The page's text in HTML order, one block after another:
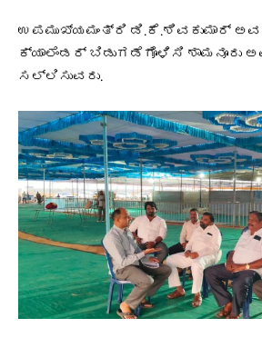
ಉಪಮುಖ್ಯಮಂತ್ರಿ ಡಿ.ಕೆ.ಶಿವಕುಮಾರ್
ಕ್ಯಾಲೆಂಡರ್‌ ಬಿಡುಗಡೆಗೊಳಿಸಿ
ಸಲ್ಲಿಸುವರು.